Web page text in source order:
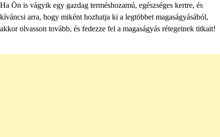
Ha Ön is vágyik egy gazdag terméshozamú, egészséges kertre, és
kíváncsi arra, hogy miként hozhatja ki a legtöbbet magaságyásából,
akkor olvasson tovább, és fedezze fel a magaságyás rétegeinek titkait!